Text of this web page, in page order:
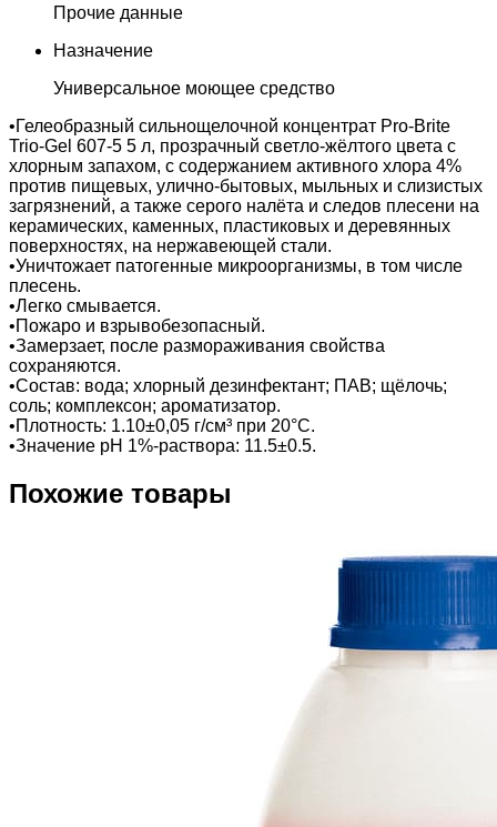
Прочие данные
Назначение
Универсальное моющее средство
•Гелеобразный сильнощелочной концентрат Pro-Brite
Trio-Gel 607-5 5 л, прозрачный светло-жёлтого цвета с
хлорным запахом, с содержанием активного хлора 4%
против пищевых, улично-бытовых, мыльных и слизистых
загрязнений, а также серого налёта и следов плесени на
керамических, каменных, пластиковых и деревянных
поверхностях, на нержавеющей стали.
•Уничтожает патогенные микроорганизмы, в том числе
плесень.
•Легко смывается.
•Пожаро и взрывобезопасный.
•Замерзает, после размораживания свойства
сохраняются.
•Состав: вода; хлорный дезинфектант; ПАВ; щёлочь;
соль; комплексон; ароматизатор.
•Плотность: 1.10±0,05 г/см³ при 20°С.
•Значение pH 1%-раствора: 11.5±0.5.
Похожие товары